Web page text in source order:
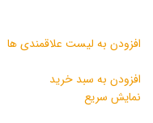
افزودن به لیست علاقمندی ها
افزودن به سبد خرید
نمایش سریع